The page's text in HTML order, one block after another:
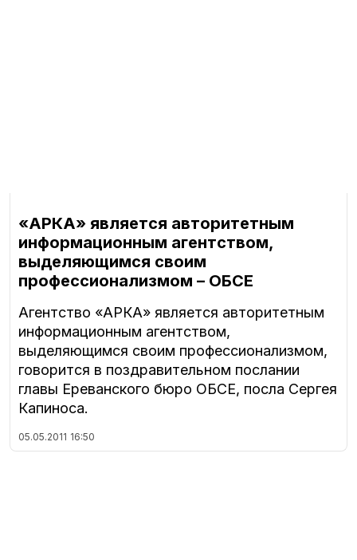
«АРКА» является авторитетным
информационным агентством,
выделяющимся своим
профессионализмом – ОБСЕ
Агентство «АРКА» является авторитетным
информационным агентством,
выделяющимся своим профессионализмом,
говорится в поздравительном послании
главы Ереванского бюро ОБСЕ, посла Сергея
Капиноса.
05.05.2011 16:50